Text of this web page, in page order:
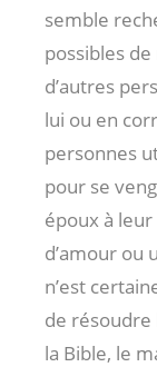
semble
possibles
d’autres
lui ou en
personnes
pour se
époux à
d’amour ou
n’est
de résoudre
la Bible, le